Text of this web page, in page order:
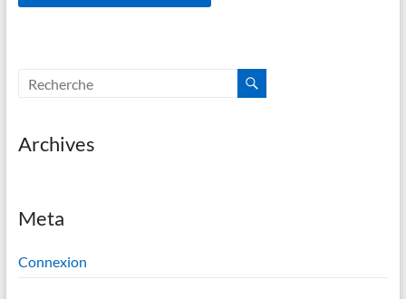
Archives
Meta
Connexion